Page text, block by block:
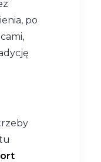
po